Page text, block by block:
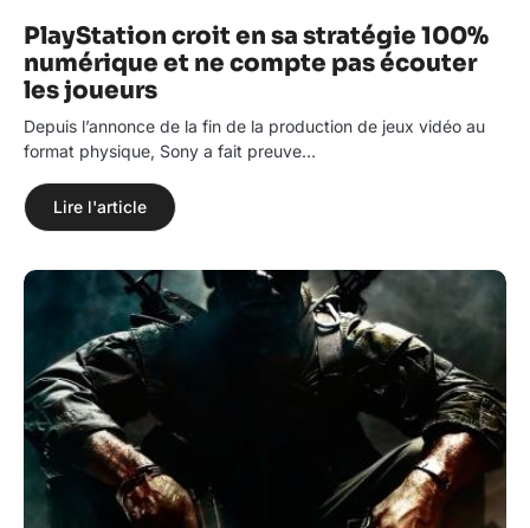
PlayStation croit en sa stratégie 100%
numérique et ne compte pas écouter
les joueurs
Depuis l’annonce de la fin de la production de jeux vidéo au
format physique, Sony a fait preuve…
Lire l'article